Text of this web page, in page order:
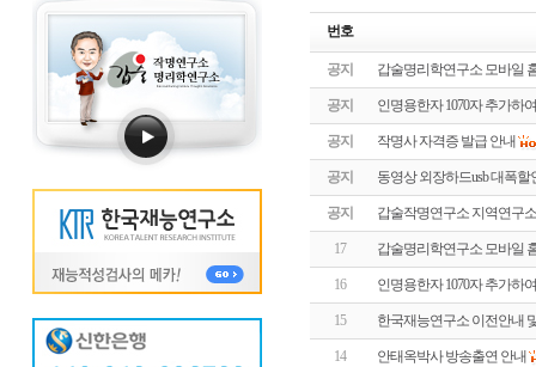
번호
공지 갑술명리학연구소 모바일
공지 인명용한자 1070자 추가하
공지 작명사 자격증 발급 안내
공지 동영상 외장하드usb 대폭할
공지 갑술작명연구소 지역연구
17 갑술명리학연구소 모바일
16 인명용한자 1070자 추가하
15 한국재능연구소 이전안내
14 안태옥박사 방송출연 안내